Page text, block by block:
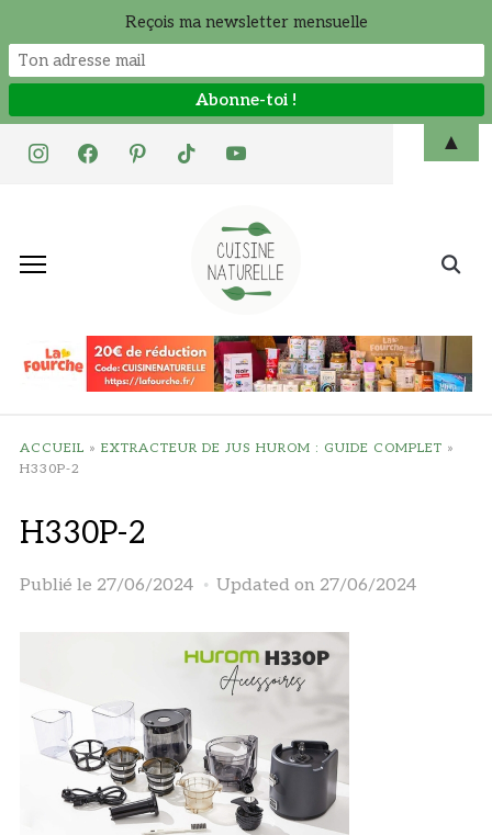
instagramfacebookpinteresttiktok youtube
Search
ACCUEIL » EXTRACTEUR DE JUS HUROM : GUIDE COMPLET »
H330P-2
H330P-2
Publié le 27/06/2024 Updated on 27/06/2024
Reçois ma newsletter mensuelle
▲